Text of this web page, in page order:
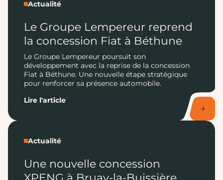
Actualité
Le Groupe Lempereur reprend
la concession Fiat à Béthune
Le Groupe Lempereur poursuit son
développement avec la reprise de la concession
Fiat à Béthune. Une nouvelle étape stratégique
pour renforcer sa présence automobile.
Lire l'article
Actualité
Une nouvelle concession